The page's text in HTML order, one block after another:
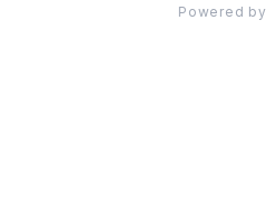
Powered by